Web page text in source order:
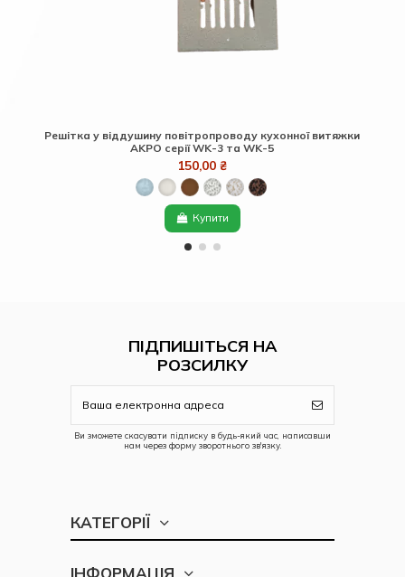
Решітка у віддушину повітропроводу кухонної витяжки
AKPO серії WK-3 та WK-5
150,00 ₴
Купити
ПІДПИШІТЬСЯ НА
РОЗСИЛКУ
Ви зможете скасувати підписку в будь-який час, написавши
нам через форму зворотнього зв'язку.
КАТЕГОРІЇ
ІНФОРМАЦІЯ